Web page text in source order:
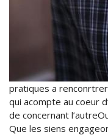
pratiques a
qui acompte au coeur
de concernant
Que les siens